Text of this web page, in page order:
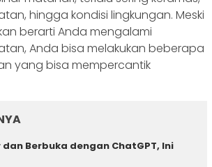
hingga kondisi lingkungan. Meski
berarti Anda mengalami
Anda bisa melakukan beberapa
yang bisa mempercantik
dan Berbuka dengan ChatGPT, Ini